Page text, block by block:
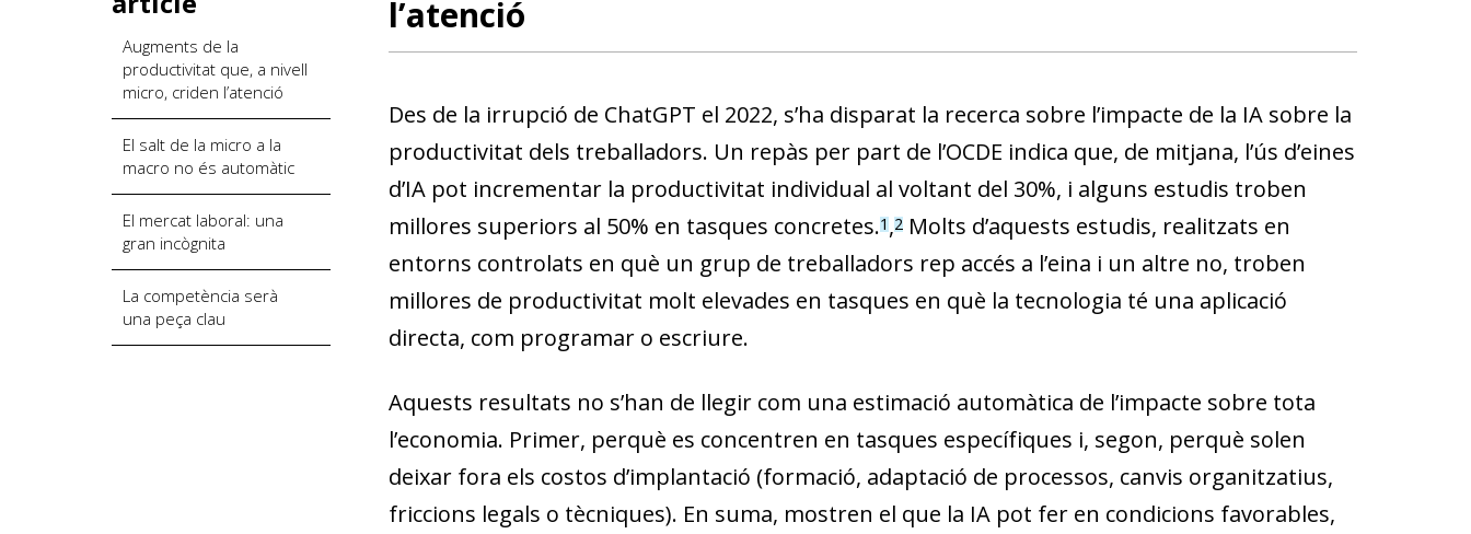
Augments de la
productivitat que, a nivell
micro, criden l’atenció
El salt de la micro a la
macro no és automàtic
El mercat laboral: una
gran incògnita
La competència serà
una peça clau
l’atenció
Des de la irrupció de ChatGPT el 2022, s’ha disparat la recerca sobre l’impacte de la IA sobre la
productivitat dels treballadors. Un repàs per part de l’OCDE indica que, de mitjana, l’ús d’eines
d’IA pot incrementar la productivitat individual al voltant del 30%, i alguns estudis troben
millores superiors al 50% en tasques concretes.1,2Molts d’aquests estudis, realitzats en
entorns controlats en què un grup de treballadors rep accés a l’eina i un altre no, troben
millores de productivitat molt elevades en tasques en què la tecnologia té una aplicació
directa, com programar o escriure.
Aquests resultats no s’han de llegir com una estimació automàtica de l’impacte sobre tota
l’economia. Primer, perquè es concentren en tasques específiques i, segon, perquè solen
deixar fora els costos d’implantació (formació, adaptació de processos, canvis organitzatius,
friccions legals o tècniques). En suma, mostren el que la IA pot fer en condicions favorables,